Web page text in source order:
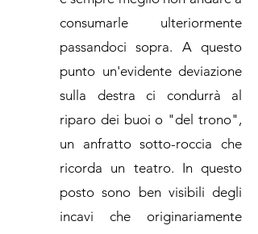
consumarle ulteriormente
passandoci sopra. A questo
punto un'evidente deviazione
sulla destra ci condurrà al
riparo dei buoi o "del trono",
un anfratto sotto-roccia che
ricorda un teatro. In questo
posto sono ben visibili degli
incavi che originariamente